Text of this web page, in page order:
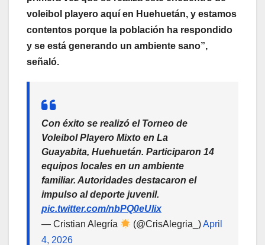
voleibol playero aquí en Huehuetán, y estamos
contentos porque la población ha respondido
y se está generando un ambiente sano”,
señaló.
Con éxito se realizó el Torneo de
Voleibol Playero Mixto en La
Guayabita, Huehuetán. Participaron 14
equipos locales en un ambiente
familiar. Autoridades destacaron el
impulso al deporte juvenil.
pic.twitter.com/nbPQ0eUlix
— Cristian Alegría
(@CrisAlegria_)April
4, 2026